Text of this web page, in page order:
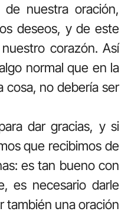
nuestra oración,
deseos, y de este
corazón. Así
normal que en la
cosa, no debería ser
dar gracias, y si
que recibimos de
es tan bueno con
es necesario darle
también una oración